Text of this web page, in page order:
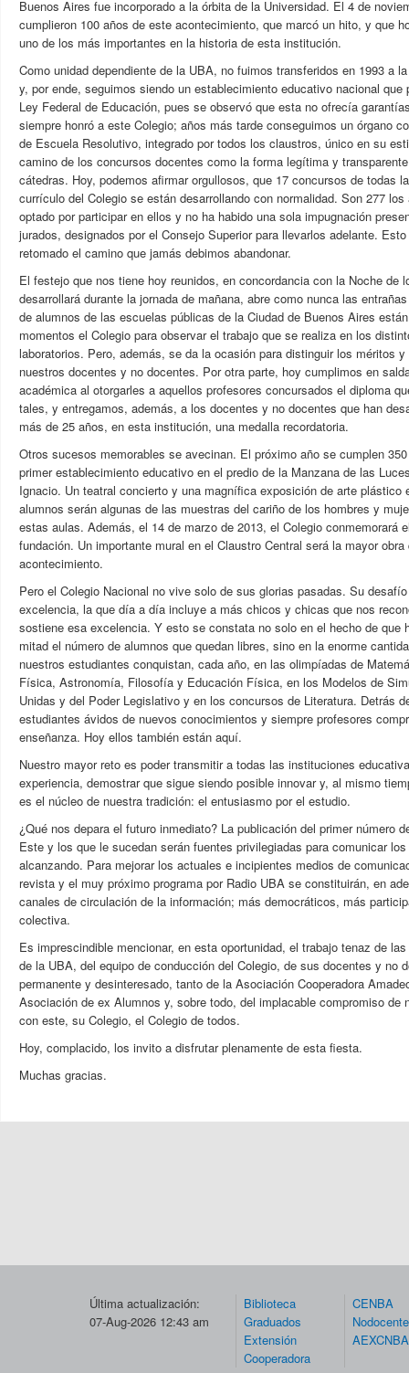
Buenos Aires fue incorporado a la órbita de la Universidad. El 4 de
cumplieron 100 años de este acontecimiento, que marcó un hito, y que
uno de los más importantes en la historia de esta institución.
Como unidad dependiente de la UBA, no fuimos transferidos en 1993 a
y, por ende, seguimos siendo un establecimiento educativo nacional que
Ley Federal de Educación, pues se observó que esta no ofrecía
siempre honró a este Colegio; años más tarde conseguimos un órgano
de Escuela Resolutivo, integrado por todos los claustros, único en su
camino de los concursos docentes como la forma legítima y
cátedras. Hoy, podemos afirmar orgullosos, que 17 concursos de todas
currículo del Colegio se están desarrollando con normalidad. Son 277
optado por participar en ellos y no ha habido una sola impugnación
jurados, designados por el Consejo Superior para llevarlos adelante.
retomado el camino que jamás debimos abandonar.
El festejo que nos tiene hoy reunidos, en concordancia con la Noche de
desarrollará durante la jornada de mañana, abre como nunca las
de alumnos de las escuelas públicas de la Ciudad de Buenos Aires
momentos el Colegio para observar el trabajo que se realiza en los
laboratorios. Pero, además, se da la ocasión para distinguir los méritos
nuestros docentes y no docentes. Por otra parte, hoy cumplimos en
académica al otorgarles a aquellos profesores concursados el diploma
tales, y entregamos, además, a los docentes y no docentes que han
más de 25 años, en esta institución, una medalla recordatoria.
Otros sucesos memorables se avecinan. El próximo año se cumplen
primer establecimiento educativo en el predio de la Manzana de las
Ignacio. Un teatral concierto y una magnífica exposición de arte plástico
alumnos serán algunas de las muestras del cariño de los hombres y
estas aulas. Además, el 14 de marzo de 2013, el Colegio conmemorará
fundación. Un importante mural en el Claustro Central será la mayor
acontecimiento.
Pero el Colegio Nacional no vive solo de sus glorias pasadas. Su
excelencia, la que día a día incluye a más chicos y chicas que nos
sostiene esa excelencia. Y esto se constata no solo en el hecho de que
mitad el número de alumnos que quedan libres, sino en la enorme
nuestros estudiantes conquistan, cada año, en las olimpíadas de
Física, Astronomía, Filosofía y Educación Física, en los Modelos de
Unidas y del Poder Legislativo y en los concursos de Literatura. Detrás
estudiantes ávidos de nuevos conocimientos y siempre profesores
enseñanza. Hoy ellos también están aquí.
Nuestro mayor reto es poder transmitir a todas las instituciones
experiencia, demostrar que sigue siendo posible innovar y, al mismo
es el núcleo de nuestra tradición: el entusiasmo por el estudio.
¿Qué nos depara el futuro inmediato? La publicación del primer número
Este y los que le sucedan serán fuentes privilegiadas para comunicar
alcanzando. Para mejorar los actuales e incipientes medios de
revista y el muy próximo programa por Radio UBA se constituirán, en
canales de circulación de la información; más democráticos, más
colectiva.
Es imprescindible mencionar, en esta oportunidad, el trabajo tenaz de
de la UBA, del equipo de conducción del Colegio, de sus docentes y no
permanente y desinteresado, tanto de la Asociación Cooperadora
Asociación de ex Alumnos y, sobre todo, del implacable compromiso de
con este, su Colegio, el Colegio de todos.
Hoy, complacido, los invito a disfrutar plenamente de esta fiesta.
Muchas gracias.
Última actualización:
07-Aug-2026 12:43 am
Biblioteca
Graduados
Extensión
Cooperadora
CENBA
AEXCNBA